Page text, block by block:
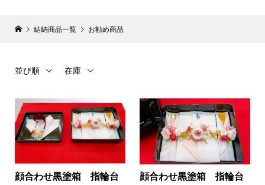
結納商品一覧 お勧め商品
並び順 在庫
顔合わせ黒塗箱 指輪台
顔合わせ黒塗箱 指輪台